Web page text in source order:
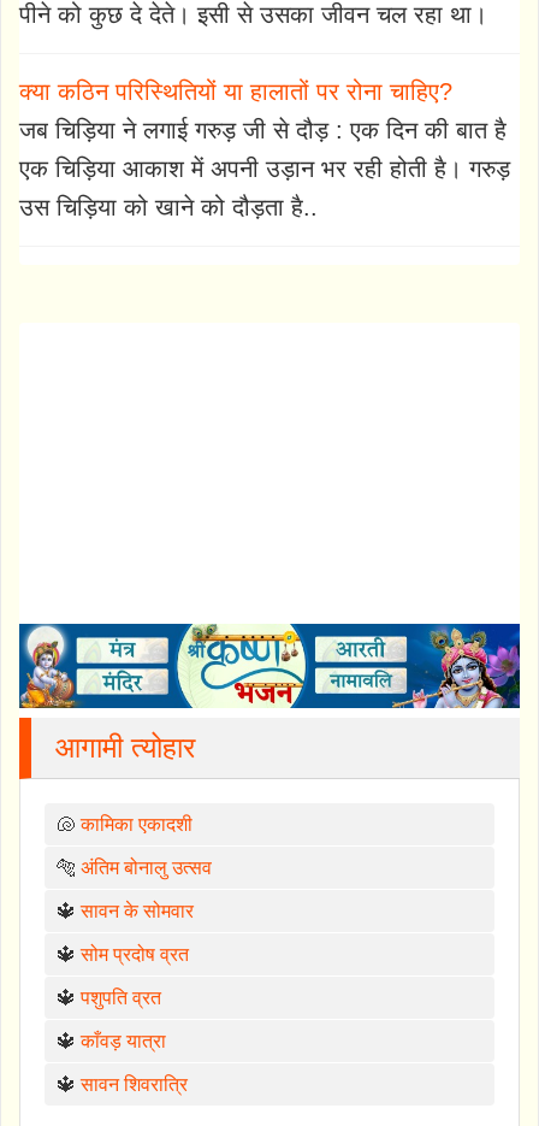
पीने को कुछ दे देते। इसी से उसका जीवन चल रहा था।
क्या कठिन परिस्थितियों या हालातों पर रोना चाहिए?
जब चिड़िया ने लगाई गरुड़ जी से दौड़ : एक दिन की बात है
एक चिड़िया आकाश में अपनी उड़ान भर रही होती है। गरुड़
उस चिड़िया को खाने को दौड़ता है..
आगामी त्योहार
🐚कामिका एकादशी
🐅 अंतिम बोनालु उत्सव
🔱सावन के सोमवार
🔱सोम प्रदोष व्रत
🔱पशुपति व्रत
🔱काँवड़ यात्रा
🔱सावन शिवरात्रि